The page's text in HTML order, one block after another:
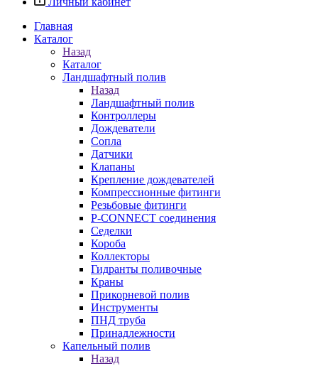
Главная
Каталог
Назад
Каталог
Ландшафтный полив
Назад
Ландшафтный полив
Контроллеры
Дождеватели
Сопла
Датчики
Клапаны
Крепление дождевателей
Компрессионные фитинги
Резьбовые фитинги
P-CONNECT соединения
Седелки
Короба
Коллекторы
Гидранты поливочные
Краны
Прикорневой полив
Инструменты
ПНД труба
Принадлежности
Капельный полив
Назад